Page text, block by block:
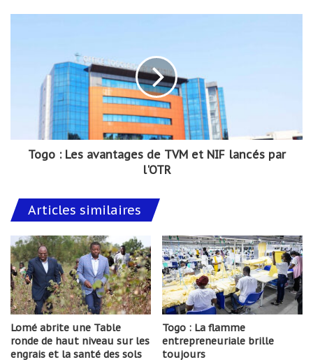
Togo : Les avantages de TVM et NIF lancés par
l'OTR
Articles similaires
Lomé abrite une Table
ronde de haut niveau sur les
engrais et la santé des sols
Togo : La flamme
entrepreneuriale brille
toujours